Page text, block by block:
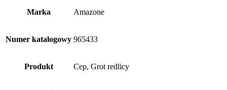
Marka Amazone
Numer katalogowy 965433
Produkt Cep, Grot redlicy